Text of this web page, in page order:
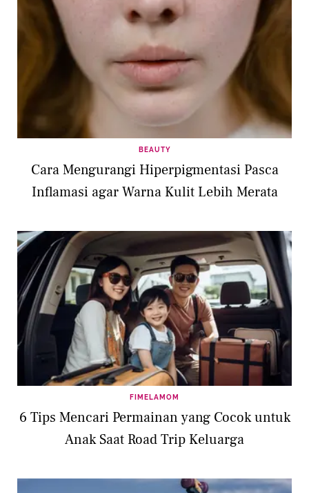
BEAUTY
Cara Mengurangi Hiperpigmentasi Pasca
Inflamasi agar Warna Kulit Lebih Merata
FIMELAMOM
6 Tips Mencari Permainan yang Cocok untuk
Anak Saat Road Trip Keluarga